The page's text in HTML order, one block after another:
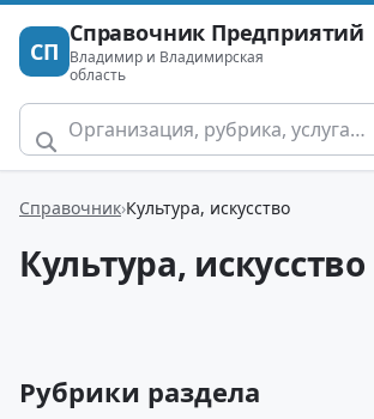
СП
Справочник Предприятий
Владимир и Владимирская
область
Справочник Культура, искусство
Культура, искусство
Рубрики раздела